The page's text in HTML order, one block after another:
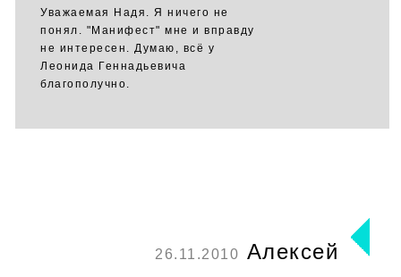
Уважаемая Надя. Я ничего не
понял. "Манифест" мне и вправду
не интересен. Думаю, всё у
Леонида Геннадьевича
благополучно.
26.11.2010 Алексей